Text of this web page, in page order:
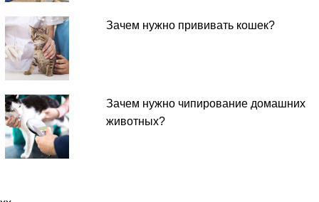
Зачем нужно прививать кошек?
Зачем нужно чипирование домашних
животных?